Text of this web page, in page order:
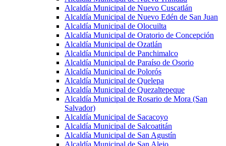
Alcaldía Municipal de Nuevo Cuscatlán
Alcaldía Municipal de Nuevo Edén de San Juan
Alcaldía Municipal de Olocuilta
Alcaldía Municipal de Oratorio de Concepción
Alcaldía Municipal de Ozatlán
Alcaldía Municipal de Panchimalco
Alcaldía Municipal de Paraíso de Osorio
Alcaldía Municipal de Polorós
Alcaldía Municipal de Quelepa
Alcaldía Municipal de Quezaltepeque
Alcaldía Municipal de Rosario de Mora (San
Salvador)
Alcaldía Municipal de Sacacoyo
Alcaldía Municipal de Salcoatitán
Alcaldía Municipal de San Agustín
Alcaldía Municipal de San Alejo